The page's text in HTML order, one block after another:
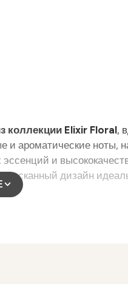
коллекции Elixir Floral,
ароматические ноты,
и
дизайн